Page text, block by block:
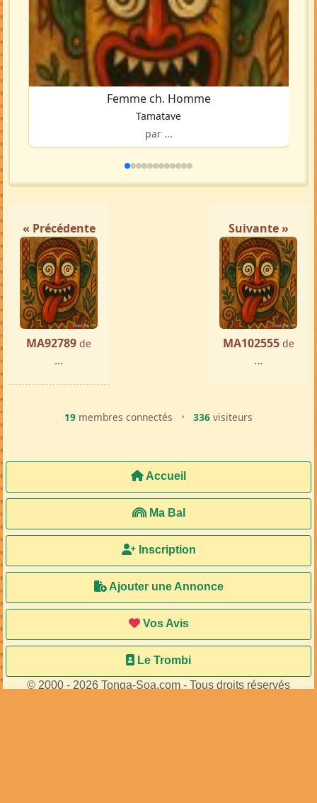
Femme ch. Homme
Tamatave
par ...
« Précédente
MA92789 de
...
Suivante »
MA102555 de
...
19 membres connectés • 336 visiteurs
Accueil
Ma Bal
Inscription
Ajouter une Annonce
Vos Avis
Le Trombi
© 2000 - 2026 Tonga-Soa.com - Tous droits réservés